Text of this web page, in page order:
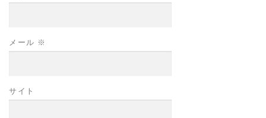
メール ※
サイト